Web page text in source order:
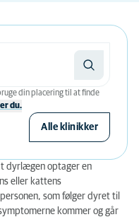
din placering til at finde
du.
Alle klinikker
dyrlægen optager en
eller kattens
som følger dyret til
kommer og går